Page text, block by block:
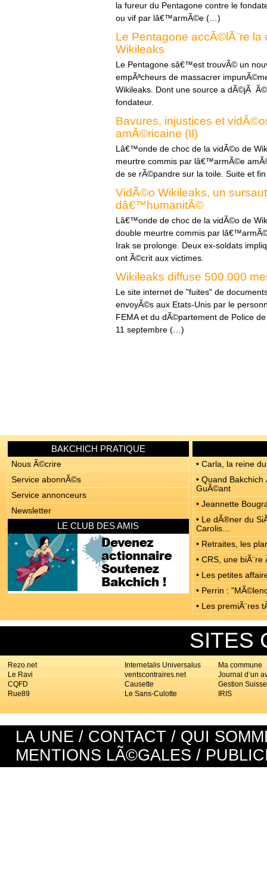
la fureur du Pentagone contre le
ou vif par lâ€™armÃ©e (…)
Le Pentagone accÃ©lÃ¨re la
Wikileaks
Le Pentagone sâ€™est trouvÃ© un
empÃªcheurs de massacrer
Wikileaks. Dont une source a dÃ©jÃ
fondateur.
Bavures, injustices et
amÃ©ricaine (II)
Lâ€™onde de choc de la vidÃ©o de
meurtre commis par lâ€™armÃ©e
de se rÃ©pandre sur la toile. Suite et
VidÃ©o Wikileaks, un sursaut
dâ€™humanitÃ©
Lâ€™onde de choc de la vidÃ©o de
double meurtre commis par
Irak se prolonge. Deux ex-soldats
ont Ã©crit aux victimes.
Wikileaks diffuse 500.000
Le site internet de "fuites" de
envoyÃ©s aux Etats-Unis par le
FEMA et du dÃ©partement de Police
11 septembre (…)
BAKCHICH PRATIQUE
Nous Ã©crire
Service abonnÃ©s
Service annonceurs
Newsletter
LE CLUB DES AMIS
• Carla, la reine
• Quand
GuÃ©ant
• Jeannette
• Le dÃ®ner du
Carolis…
• Retraites, les
• CRS, une
• Les petites
• Perrin :
• Les premiÃ¨res
SITES
Rezo.net
Le Ravi
CQFD
Rue89
Ma commune
Journal d’un
Gestion Suisse
IRIS
Internetalis Universalus
ventscontraires.net
Causette
Le Sans-Culotte
LA UNE / CONTACT / QUI
MENTIONS LÃ©GALES /